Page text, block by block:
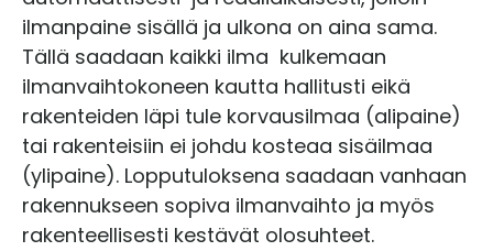
ilmanpaine sisällä ja ulkona on aina sama.
Tällä saadaan kaikki ilma kulkemaan
ilmanvaihtokoneen kautta hallitusti eikä
rakenteiden läpi tule korvausilmaa (alipaine)
tai rakenteisiin ei johdu kosteaa sisäilmaa
(ylipaine). Lopputuloksena saadaan vanhaan
rakennukseen sopiva ilmanvaihto ja myös
rakenteellisesti kestävät olosuhteet.